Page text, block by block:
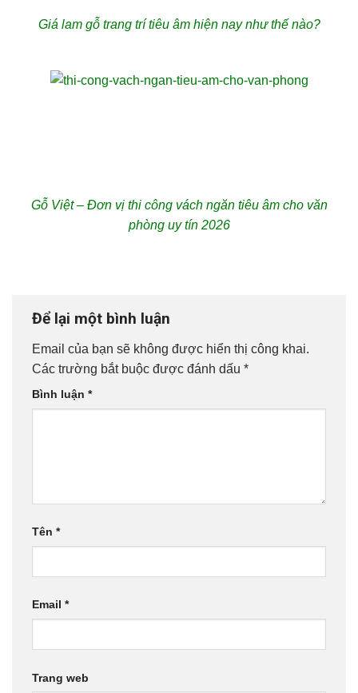
Giá lam gỗ trang trí tiêu âm hiện nay như thế nào?
Gỗ Việt – Đơn vị thi công vách ngăn tiêu âm cho văn
phòng uy tín 2026
Để lại một bình luận
Email của bạn sẽ không được hiển thị công khai.
Các trường bắt buộc được đánh dấu *
Bình luận *
Tên *
Email *
Trang web